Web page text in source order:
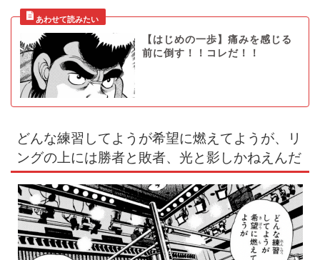
【はじめの一歩】痛みを感じる
前に倒す！！コレだ！！
どんな練習してようが希望に燃えてようが、リ
ングの上には勝者と敗者、光と影しかねえんだ